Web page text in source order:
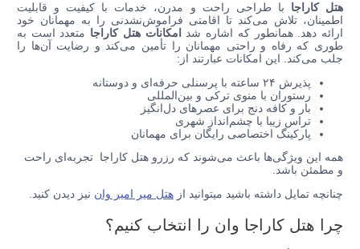
هتل کاراجا با طراحی راحت و مدرن، خدمات با کیفیت و قابلیت
اطمینان، تلاش می‌کند تا اقامتی فراموش‌نشدنی را به مهمانان خود
ارائه دهد. همانطور که اشاره شد
امکانات هتل کاراجا متعدد است به
طوری که رفاه و راحتی مهمانان را تأمین می‌کند و رضایت آن‌ها را
جلب می‌کند. این امکانات عبارتند از:
پذیرش ۲۴ ساعته با پرسنلی حرفه‌ای و دوستانه
رستوران با منوی ترکی و بین‌المللی
بار و کافه دنج برای عصرهای دل‌انگیز
تراس زیبا با چشم‌انداز شهری
پارکینگ اختصاصی رایگان برای مهمانان
همه این ویژگی‌ها باعث می‌شوند که رزرو هتل کاراجا تجربه‌ای راحت
و مطمئن باشد.
چنانچه تمایل داشته باشید میتوانید ازهتل میر امیر وان نیز دیدن کنید.
چرا هتل کاراجا وان را انتخاب کنیم؟